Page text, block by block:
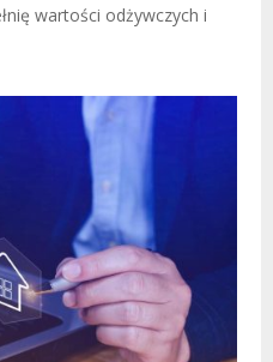
wartości odżywczych i